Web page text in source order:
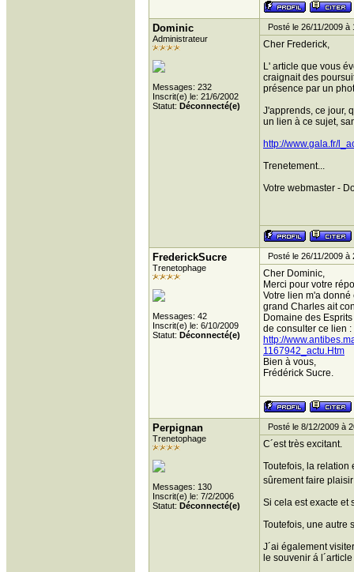
Dominic
Administrateur
Messages: 232
Inscrit(e) le: 21/6/2002
Statut: Déconnecté(e)
Posté le 26/11/2009 à
Cher Frederick,
L' article que vous
craignait des
présence par un
J'apprends, ce jour,
un lien à ce sujet,
http://www.gala.fr/
Trenetement...
Votre webmaster -
FrederickSucre
Trenetophage
Messages: 42
Inscrit(e) le: 6/10/2009
Statut: Déconnecté(e)
Posté le 26/11/2009 à
Cher Dominic,
Merci pour votre
Votre lien m'a
grand Charles ait
Domaine des
de consulter ce lien :
http://
1167942_actu.Htm
Bien à vous,
Frédérick Sucre.
Perpignan
Trenetophage
Messages: 130
Inscrit(e) le: 7/2/2006
Statut: Déconnecté(e)
Posté le 8/12/2009 à
C´est très excitant.
Toutefois, la relation
sûrement faire
Si cela est exacte et
Toutefois, une autre
J´ai également
le souvenir á